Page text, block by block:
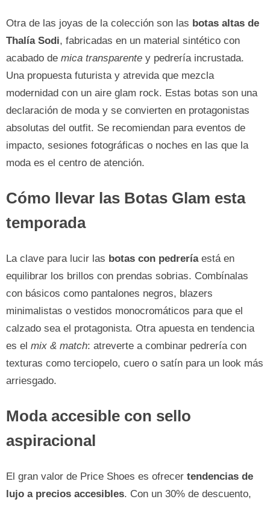
Otra de las joyas de la colección son las botas altas de
Thalía Sodi, fabricadas en un material sintético con
acabado de mica transparente y pedrería incrustada.
Una propuesta futurista y atrevida que mezcla
modernidad con un aire glam rock. Estas botas son una
declaración de moda y se convierten en protagonistas
absolutas del outfit. Se recomiendan para eventos de
impacto, sesiones fotográficas o noches en las que la
moda es el centro de atención.
Cómo llevar las Botas Glam esta
temporada
La clave para lucir las botas con pedreríaestá en
equilibrar los brillos con prendas sobrias. Combínalas
con básicos como pantalones negros, blazers
minimalistas o vestidos monocromáticos para que el
calzado sea el protagonista. Otra apuesta en tendencia
es el mix & match: atreverte a combinar pedrería con
texturas como terciopelo, cuero o satín para un look más
arriesgado.
Moda accesible con sello
aspiracional
El gran valor de Price Shoes es ofrecer tendencias de
lujo a precios accesibles. Con un 30% de descuento,